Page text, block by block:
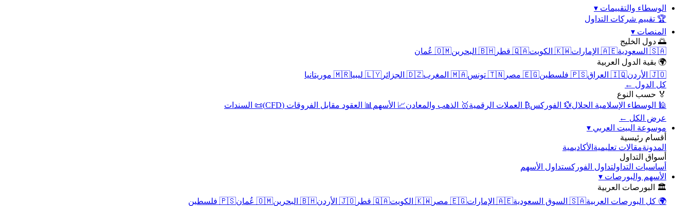
الوسطاء والتقييمات ▾
🏆 تقييم شركات التداول
المنصات ▾
🌅 دول الخليج
🇸🇦 السعودية
🇦🇪 الإمارات 🇰🇼 الكويت 🇶🇦 قطر 🇧🇭 البحرين
🇴🇲 عُمان
🌍 بقية الدول العربية
🇯🇴 الأردن
🇮🇶 العراق 🇵🇸 فلسطين 🇪🇬 مصر 🇹🇳 تونس 🇲🇦 المغرب 🇩🇿 الجزائر 🇱🇾 ليبيا
🇲🇷 موريتانيا
كل الدول ←
🏅 حسب النوع
🕌 الوسطاء الإسلامية الحلال💱 الفوركس₿ العملات الرقمية🥇 الذهب والمعادن📈 الأسهم 📊 العقود مقابل الفروقات (CFD)
📜 السندات
عرض الكل ←
موسوعة البيت العربي ▾
أقسام رئيسية
المدونةمقالات تعليمية الأكاديمية
أسواق التداول
أساسيات التداولتداول الفوركستداول الأسهم
الأسهم والبورصات ▾
🏛️ البورصات العربية
🌍 كل البورصات العربية🇸🇦 السوق السعودية 🇦🇪 الإمارات 🇪🇬 مصر 🇰🇼 الكويت 🇶🇦 قطر 🇯🇴 الأردن 🇧🇭 البحرين 🇴🇲 عُمان
🇵🇸 فلسطين